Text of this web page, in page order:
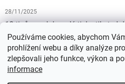
Používáme cookies, abychom
prohlížení webu a díky analýze
zlepšovali jeho funkce, výkon a
informace
28/11/2025
10 tipů pro dokonalý tisk etiket:
výsledek bez starostí
19/07/2025